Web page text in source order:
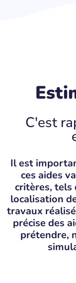
C'est
Il est
ces aides
critères, tels
localisation
travaux
précise des
prétendre,